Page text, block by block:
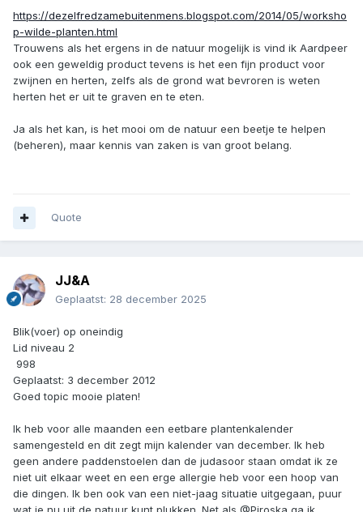
https://dezelfredzamebuitenmens.blogspot.com/2014/05/worksho
p-wilde-planten.html
Trouwens als het ergens in de natuur mogelijk is vind ik Aardpeer
ook een geweldig product tevens is het een fijn product voor
zwijnen en herten, zelfs als de grond wat bevroren is weten
herten het er uit te graven en te eten.
Ja als het kan, is het mooi om de natuur een beetje te helpen
(beheren), maar kennis van zaken is van groot belang.
Quote
JJ&A
Geplaatst: 28 december 2025
Blik(voer) op oneindig
Lid niveau 2
998
Geplaatst: 3 december 2012
Goed topic mooie platen!
Ik heb voor alle maanden een eetbare plantenkalender
samengesteld en dit zegt mijn kalender van december. Ik heb
geen andere paddenstoelen dan de judasoor staan omdat ik ze
niet uit elkaar weet en een erge allergie heb voor een hoop van
die dingen. Ik ben ook van een niet-jaag situatie uitgegaan, puur